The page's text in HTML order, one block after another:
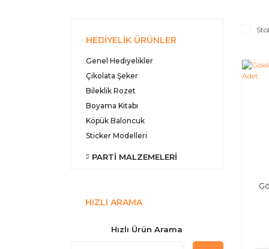
HEDİYELİK ÜRÜNLER
Genel Hediyelikler
Çikolata Şeker
Bileklik Rozet
Boyama Kitabı
Köpük Baloncuk
Sticker Modelleri
PARTİ MALZEMELERİ
HIZLI ARAMA
Hızlı Ürün Arama